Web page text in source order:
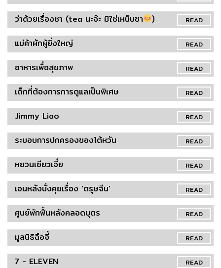
READ
ว่าด้วยเรื่องชา (tea นะจ๊ะ มิใช่เหน็บชา )
READ
แม่ค้าผักผู้ยิ่งใหญ่
READ
อาหารเพื่อสุขภาพ
READ
เด็กที่ต้องการการดูแลเป็นพิเศษ
READ
Jimmy Liao
READ
ระบอบการปกครองของไต้หวัน
READ
หยวนเซียวเจี๋ย
READ
เอนหลังนั่งคุยเรื่อง 'ตรุษจีน'
READ
ศูนย์พักฟื้นหลังคลอดบุตร
READ
มูลนิธิฉือจี้
READ
7 - ELEVEN